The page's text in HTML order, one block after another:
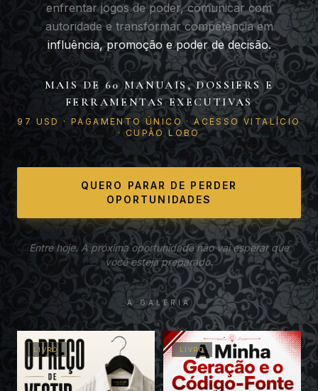
enfrentar jogos de poder, comunicar com
autoridade e transformar competência em
influência, promoção e poder de decisão.
MAIS DE 60 MANUAIS, DOSSIERS E
FERRAMENTAS EXECUTIVAS
97 USD · PAGAMENTO ÚNICO · ACESSO VITALÍCIO
· CUPÃO LOBO
QUERO PARAR DE PERDER
OPORTUNIDADES
Entre hoje. A próxima oportunidade não vai esperar que
você esteja preparado.
A GALERIA
LIVRO LIVRO